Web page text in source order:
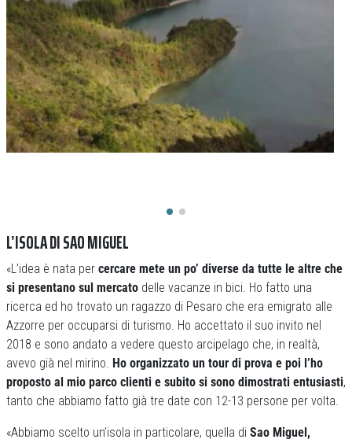
L’ISOLA DI SAO MIGUEL
«L’idea è nata per cercare mete un po’ diverse da tutte le altre che
si presentano sul mercato delle vacanze in bici. Ho fatto una
ricerca ed ho trovato un ragazzo di Pesaro che era emigrato alle
Azzorre per occuparsi di turismo. Ho accettato il suo invito nel
2018 e sono andato a vedere questo arcipelago che, in realtà,
avevo già nel mirino. Ho organizzato un tour di prova e poi l’ho
proposto al mio parco clienti e subito si sono dimostrati entusiasti,
tanto che abbiamo fatto già tre date con 12-13 persone per volta.
«Abbiamo scelto un’isola in particolare, quella di Sao Miguel,